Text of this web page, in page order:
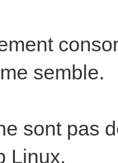
semble.
sont pas
Linux.